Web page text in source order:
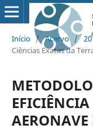
Início / Acervo /
Ciências Exatas da